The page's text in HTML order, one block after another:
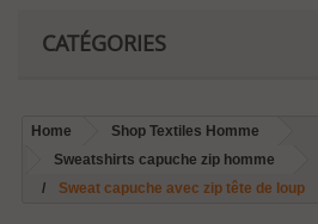
CATÉGORIES
Home
Shop Textiles Homme
Sweatshirts capuche zip homme
Sweat capuche avec zip tête de loup